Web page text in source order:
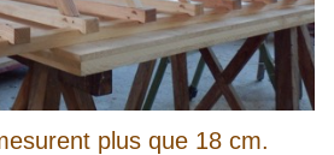
plus que 18 cm.